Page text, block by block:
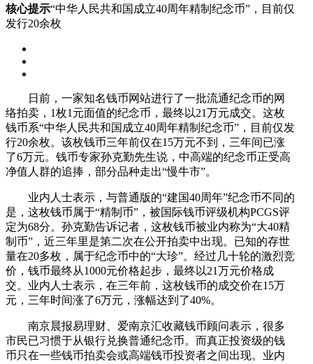
核心提示“中华人民共和国成立40周年精制纪念币”，目前仅
发行20余枚
日前，一家知名钱币网站进行了一批流通纪念币的网
络拍卖，1枚1元面值的纪念币，最终以21万元成交。这枚
钱币系“中华人民共和国成立40周年精制纪念币”，目前仅发
行20余枚。该枚钱币三年前仅在15万元不到，三年间已涨
了6万元。钱币专家孙克勤先生说，中高端的纪念币正受高
净值人群的追捧，部分品种走出“慢牛市”。
业内人士表示，与普通版的“建国40周年”纪念币不同的
是，这枚钱币属于“精制币”，被国际钱币评级机构PCGS评
定为68分。孙克勤告诉记者，这枚钱币被业内称为“大40精
制币”，近三年里是第二次在公开拍卖中出现。已知的存世
量在20多枚，属于纪念币中的“大珍”。经过几十轮的激烈竞
价，钱币最终从1000元价格起步，最终以21万元价格成
交。业内人士表示，在三年前，这枚钱币的成交价在15万
元，三年时间涨了6万元，涨幅达到了40%。
南京晨报易理财、爱南京汇收藏钱币顾问表示，很多
市民已习惯于从银行兑换普通纪念币。而真正投资级的钱
币只在一些钱币拍卖会或高端钱币投资者之间出现。业内